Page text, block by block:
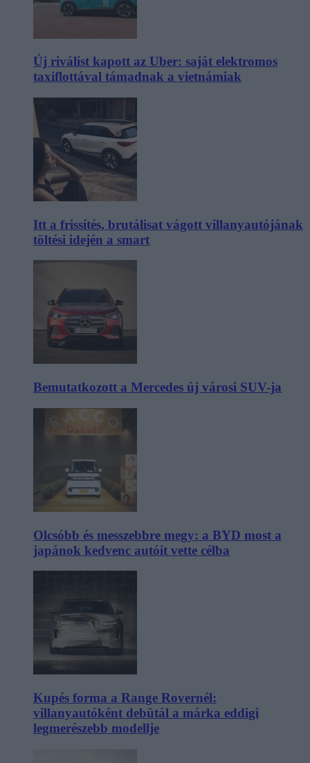
Új riválist kapott az Uber: saját elektromos
taxiflottával támadnak a vietnámiak
Itt a frissítés, brutálisat vágott villanyautójának
töltési idején a smart
Bemutatkozott a Mercedes új városi SUV-ja
Olcsóbb és messzebbre megy: a BYD most a
japánok kedvenc autóit vette célba
Kupés forma a Range Rovernél:
villanyautóként debütál a márka eddigi
legmerészebb modellje